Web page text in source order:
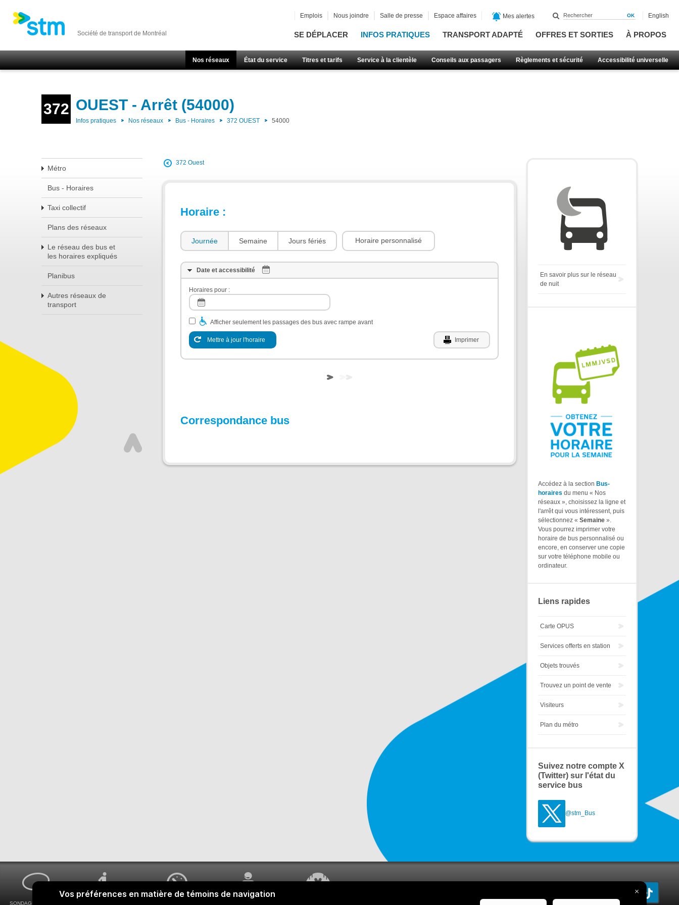
Société de transport de Montréal SE DÉPLACER INFOS PRATIQUES TRANSPORT ADAPTÉ OFFRES ET SORTIES À PROPOS
Nos réseaux État du service Titres et tarifs Service à la clientèle Conseils aux passagers Règlements et sécurité Accessibilité universelle
Emplois Nous joindre Salle de presse Espace affaires Mes alertes English
372 OUEST - Arrêt (54000)
Infos pratiques Nos réseaux Bus - Horaires 372 OUEST 54000
Métro
Bus - Horaires
Taxi collectif
Plans des réseaux
Le réseau des bus et
les horaires expliqués
Planibus
Autres réseaux de
transport
372 Ouest
Horaire :
Journée Semaine Jours fériés Horaire personnalisé
Date et accessibilité
Horaires pour :
Afficher seulement les passages des bus avec rampe avant
Mettre à jour l'horaire Imprimer
Correspondance bus
En savoir plus sur le réseau
de nuit
Accédez à la section Bus-
horaires du menu « Nos
réseaux », choisissez la ligne et
l'arrêt qui vous intéressent, puis
sélectionnez « Semaine ».
Vous pourrez imprimer votre
horaire de bus personnalisé ou
encore, en conserver une copie
sur votre téléphone mobile ou
ordinateur.
Liens rapides
Carte OPUS
Services offerts en station
Objets trouvés
Trouvez un point de vente
Visiteurs
Plan du métro
Suivez notre compte X
(Twitter) sur l'état du
service bus
@stm_Bus
SONDAGES MA VOIX